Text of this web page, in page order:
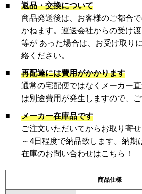
■
返品・交換について
商品発送後は、お客様のご都合
かねます。運送会社からの受け
等が あった場合は、お受け取り
絡ください。
■
再配達には費用がかかります
通常の宅配便ではなくメーカー
は別途費用が発生しますので、ご
■
メーカー在庫品です
ご注文いただいてからお取り寄
～4日程度で納品致します。納期
在庫のお問い合わせはこちら！
商品仕様